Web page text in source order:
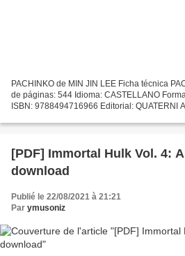
PACHINKO de MIN JIN LEE Ficha técnica
de páginas: 544 Idioma: CASTELLANO
ISBN: 9788494716966 Editorial: QUATERNI
[PDF] Immortal Hulk Vol. 4:
download
Publié le 22/08/2021 à 21:21
Par ymusoniz